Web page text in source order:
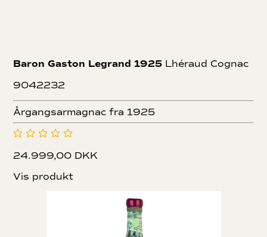
Baron Gaston Legrand 1925 Lhéraud Cognac
9042232
Årgangsarmagnac fra 1925
24.999,00 DKK
Vis produkt